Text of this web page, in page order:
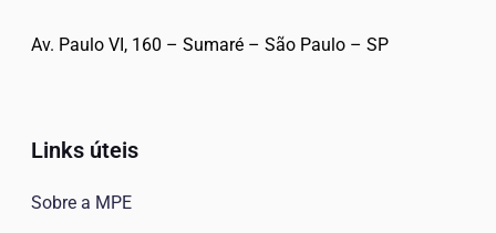
Av. Paulo VI, 160 – Sumaré – São Paulo – SP
Links úteis
Sobre a MPE